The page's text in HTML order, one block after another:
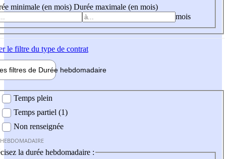
minimale (en mois) Durée maximale (en mois)
mois
le filtre du type de contrat
filtres de Durée hebdomadaire
Temps plein
Temps partiel (1)
Non renseignée
la durée hebdomadaire :